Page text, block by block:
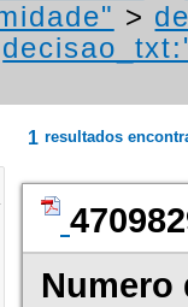
>
1 resultados
Numero